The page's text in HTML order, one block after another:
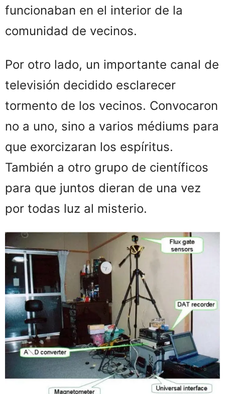
funcionaban en el interior de la
comunidad de vecinos.
Por otro lado, un importante canal de
televisión decidido esclarecer
tormento de los vecinos. Convocaron
no a uno, sino a varios médiums para
que exorcizaran los espíritus.
También a otro grupo de científicos
para que juntos dieran de una vez
por todas luz al misterio.